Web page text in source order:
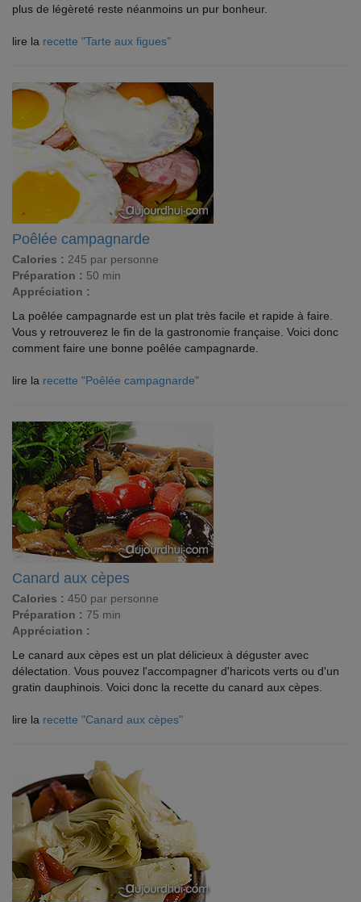
plus de légèreté reste néanmoins un pur bonheur.
lire la recette "Tarte aux figues"
Poêlée campagnarde
Calories : 245 par personne
Préparation : 50 min
Appréciation :
La poêlée campagnarde est un plat très facile et rapide à faire.
Vous y retrouverez le fin de la gastronomie française. Voici donc
comment faire une bonne poêlée campagnarde.
lire la recette "Poêlée campagnarde"
Canard aux cèpes
Calories : 450 par personne
Préparation : 75 min
Appréciation :
Le canard aux cèpes est un plat délicieux à déguster avec
délectation. Vous pouvez l'accompagner d'haricots verts ou d'un
gratin dauphinois. Voici donc la recette du canard aux cèpes.
lire la recette "Canard aux cèpes"